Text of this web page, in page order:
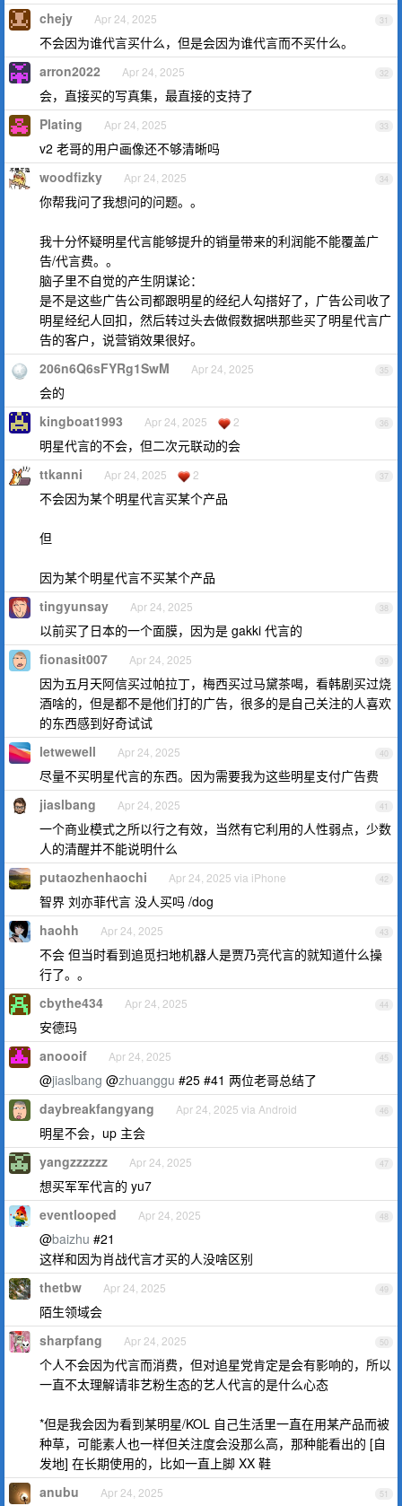
31
chejy Apr 24, 2025
不会因为谁代言买什么，但是会因为谁代言而不买什么。
32
arron2022 Apr 24, 2025
会，直接买的写真集，最直接的支持了
33
Plating Apr 24, 2025
v2 老哥的用户画像还不够清晰吗
34
woodfizky Apr 24, 2025
你帮我问了我想问的问题。。
我十分怀疑明星代言能够提升的销量带来的利润能不能覆盖广
告/代言费。。
脑子里不自觉的产生阴谋论：
是不是这些广告公司都跟明星的经纪人勾搭好了，广告公司收了
明星经纪人回扣，然后转过头去做假数据哄那些买了明星代言广
告的客户，说营销效果很好。
35
206n6Q6sFYRg1SwM Apr 24, 2025
会的
36
kingboat1993 Apr 24, 2025 2
明星代言的不会，但二次元联动的会
37
ttkanni Apr 24, 2025 2
不会因为某个明星代言买某个产品
但
因为某个明星代言不买某个产品
38
tingyunsay Apr 24, 2025
以前买了日本的一个面膜，因为是 gakki 代言的
39
fionasit007 Apr 24, 2025
因为五月天阿信买过帕拉丁，梅西买过马黛茶喝，看韩剧买过烧
酒啥的，但是都不是他们打的广告，很多的是自己关注的人喜欢
的东西感到好奇试试
40
letwewell Apr 24, 2025
尽量不买明星代言的东西。因为需要我为这些明星支付广告费
41
jiaslbang Apr 24, 2025
一个商业模式之所以行之有效，当然有它利用的人性弱点，少数
人的清醒并不能说明什么
42
putaozhenhaochi Apr 24, 2025 via iPhone
智界 刘亦菲代言 没人买吗 /dog
43
haohh Apr 24, 2025
不会 但当时看到追觅扫地机器人是贾乃亮代言的就知道什么操
行了。。
44
cbythe434 Apr 24, 2025
安德玛
45
anoooif Apr 24, 2025
@jiaslbang @zhuanggu #25 #41 两位老哥总结了
46
daybreakfangyang Apr 24, 2025 via Android
明星不会，up 主会
47
yangzzzzzz Apr 24, 2025
想买军军代言的 yu7
48
eventlooped Apr 24, 2025
@baizhu #21
这样和因为肖战代言才买的人没啥区别
49
thetbw Apr 24, 2025
陌生领域会
50
sharpfang Apr 24, 2025
个人不会因为代言而消费，但对追星党肯定是会有影响的，所以
一直不太理解请非艺粉生态的艺人代言的是什么心态
*但是我会因为看到某明星/KOL 自己生活里一直在用某产品而被
种草，可能素人也一样但关注度会没那么高，那种能看出的 [自
发地] 在长期使用的，比如一直上脚 XX 鞋
51
anubu Apr 24, 2025